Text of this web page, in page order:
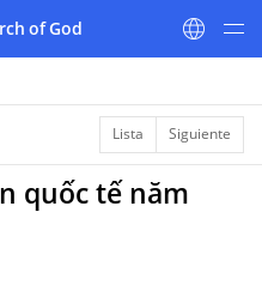
of God
Lista Siguiente
quốc tế năm